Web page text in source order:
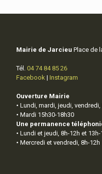
Mairie de Jarcieu Place de
Tél. 04 74 84 85 26
Facebook | Instagram
Ouverture Mairie
• Lundi, mardi, jeudi, vendredi,
• Mardi 15h30-18h30
Une permanence
• Lundi et jeudi, 8h-12h et 13h-
• Mercredi et vendredi, 8h-12h